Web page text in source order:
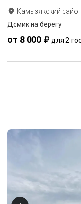
Камызякский район
Домик на берегу
от 8 000 ₽ для 2